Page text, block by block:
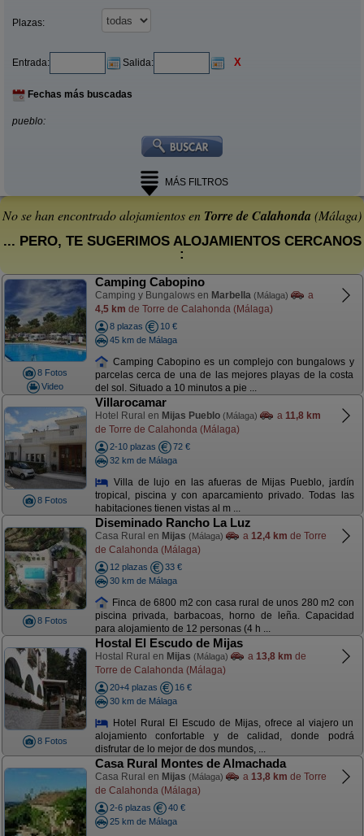
Plazas:
Entrada: Salida: X
Fechas más buscadas
pueblo:
MÁS FILTROS
No se han encontrado alojamientos en Torre de Calahonda (Málaga)
... PERO, TE SUGERIMOS ALOJAMIENTOS CERCANOS
:
8 Fotos
Video
Camping Cabopino
Camping y Bungalows en Marbella (Málaga)
a
4,5 km de Torre de Calahonda (Málaga)
8 plazas
10 €
45 km de Málaga
Camping Cabopino es un complejo con bungalows y
parcelas cerca de una de las mejores playas de la costa
del sol. Situado a 10 minutos a pie ...
8 Fotos
Villarocamar
Hotel Rural en Mijas Pueblo (Málaga) a 11,8 km
de Torre de Calahonda (Málaga)
2-10 plazas
72 €
32 km de Málaga
Villa de lujo en las afueras de Mijas Pueblo, jardín
tropical, piscina y con aparcamiento privado. Todas las
habitaciones tienen vistas al m ...
8 Fotos
Diseminado Rancho La Luz
Casa Rural en Mijas (Málaga) a 12,4 km de Torre
de Calahonda (Málaga)
12 plazas
33 €
30 km de Málaga
Finca de 6800 m2 con casa rural de unos 280 m2 con
piscina privada, barbacoas, horno de leña. Capacidad
para alojamiento de 12 personas (4 h ...
8 Fotos
Hostal El Escudo de Mijas
Hostal Rural en Mijas (Málaga) a 13,8 km de
Torre de Calahonda (Málaga)
20+4 plazas
16 €
30 km de Málaga
Hotel Rural El Escudo de Mijas, ofrece al viajero un
alojamiento confortable y de calidad, donde podrá
disfrutar de lo mejor de dos mundos, ...
Casa Rural Montes de Almachada
Casa Rural en Mijas (Málaga) a 13,8 km de Torre
de Calahonda (Málaga)
2-6 plazas
40 €
25 km de Málaga